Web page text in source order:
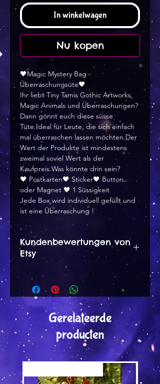
In winkelwagen
Nu kopen
🖤Magic Mystery Bag -
Überraschungsüte🖤
Ihr liebt Tiny Tamis Gothic Artworks,
Magic Animals und Überraschungen?
Dann gönnt euch diese süsse
Tüte.Ideal für Leute, die sich einfach
mal überraschen lassen möchten.Der
Wert der Produkte ist mindestens
zweimal soviel Wert als der
Kaufpreis.Was könnte drin sein?
🖤 Postkarten🖤 Sticker🖤 Button
oder Magnet 🖤 1 Süssigkeit
Jede Box wird individuell gefüllt und
ist eine Überraschung !
Kundenbewertungen von
Etsy
Krisztina Nagy 27. Dez 2021
5 von 5 Sternen
Eine total niedliche Mystery
Bag, liebte die Sticker, der
Anstecker war mein Lieblings <3
Ich liebe einfach deinen Art
Style! Ich bin mir sicher, dass ich
dir später weitere Sachen kaufen
Gerelateerde
producten